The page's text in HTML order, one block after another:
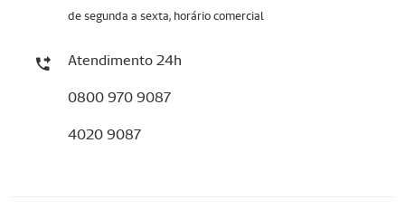
de segunda a sexta, horário comercial
Atendimento 24h
0800 970 9087
4020 9087